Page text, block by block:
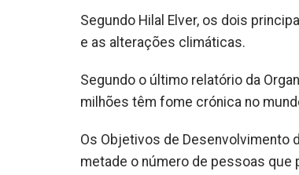
Segundo Hilal Elver, os dois
e as alterações climáticas.
Segundo o último relatório da
milhões têm fome crónica no
Os Objetivos de Desenvolvimento
metade o número de pessoas que